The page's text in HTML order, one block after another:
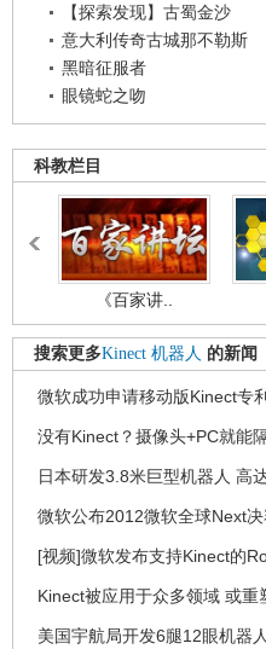
【探索发现】古蜀金沙
意大利传奇古城那不勒斯
黑暗征服者
眼镜蛇之吻
科教栏目
《百家讲..
搜索更多Kinect 机器人 的新闻
微软成功申请移动版Kinect专利
没有Kinect？摄像头+PC就能
日本研发3.8米巨型机器人 高
微软公布2012微软全球Next
[视频]微软发布支持Kinect的
Kinect被应用于众多领域 或重
美国宇航局开发6腿12眼机器